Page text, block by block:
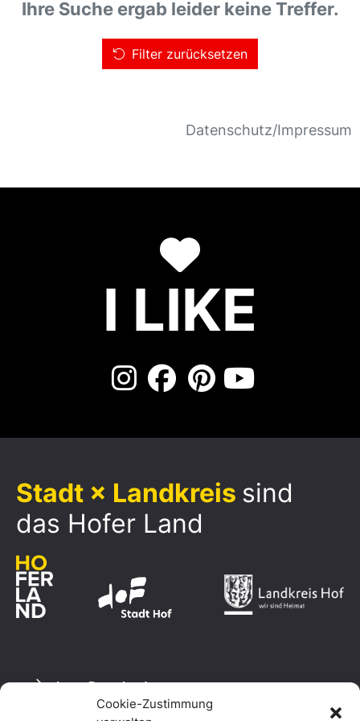
Cookie-Zustimmung
Ihre Suche ergab leider keine Treffer.
Filter zurücksetzen
Datenschutz/Impressum
I LIKE
Stadt × Landkreis sind
das Hofer Land
Logo Download